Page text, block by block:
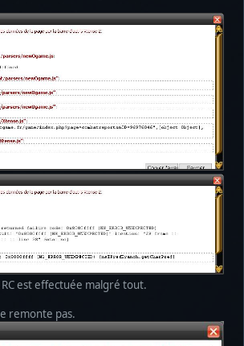
est effectuée malgré tout.
remonte pas.